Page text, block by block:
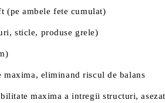
(pe ambele fete cumulat)
sticle, produse grele)
maxima, eliminand riscul de balans
maxima a intregii structuri,